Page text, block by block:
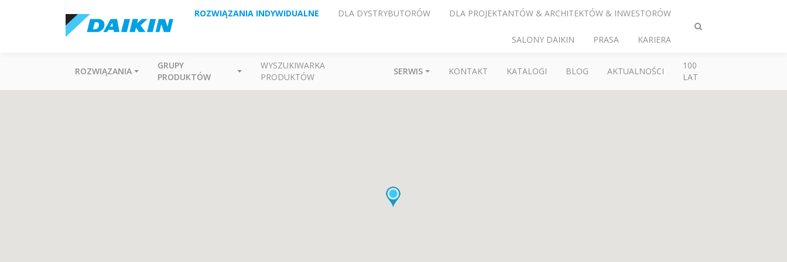
Przełącz
ROZWIĄZANIA INDYWIDUALNE DLA DYSTRYBUTORÓW DLA PROJEKTANTÓW & ARCHITEKTÓW & INWESTORÓW
SALONY DAIKIN PRASA KARIERA
ROZWIĄZANIA
GRUPY
PRODUKTÓW
WYSZUKIWARKA
PRODUKTÓW
SERWIS KONTAKT KATALOGI BLOG AKTUALNOŚCI
100
LAT